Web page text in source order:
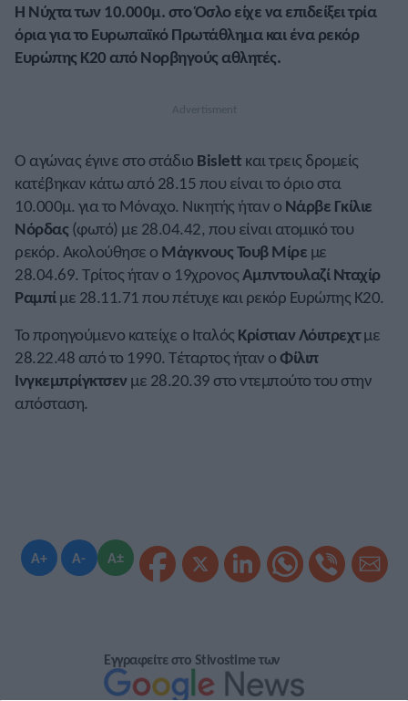
A+ A- A±
Η Νύχτα των 10.000μ. στο Όσλο είχε να επιδείξει τρία
όρια για το Ευρωπαϊκό Πρωτάθλημα και ένα ρεκόρ
Ευρώπης Κ20 από Νορβηγούς αθλητές.
Ο αγώνας έγινε στο στάδιο Bislett και τρεις δρομείς
κατέβηκαν κάτω από 28.15 που είναι το όριο στα
10.000μ. για το Μόναχο. Νικητής ήταν ο Νάρβε Γκίλιε
Νόρδας(φωτό) με 28.04.42, που είναι ατομικό του
ρεκόρ. Ακολούθησε ο Μάγκνους Τουβ Μίρε με
28.04.69. Τρίτος ήταν ο 19χρονοςΑμπντουλαζί Νταχίρ
Ραμπίμε 28.11.71 που πέτυχε και ρεκόρ Ευρώπης Κ20.
Το προηγούμενο κατείχε ο Ιταλός Κρίστιαν Λόιπρεχτμε
28.22.48 από το 1990. Τέταρτος ήταν οΦίλιπ
Ινγκεμπρίγκτσενμε 28.20.39 στο ντεμπούτο του στην
απόσταση.
Εγγραφείτε στο Stivostime των